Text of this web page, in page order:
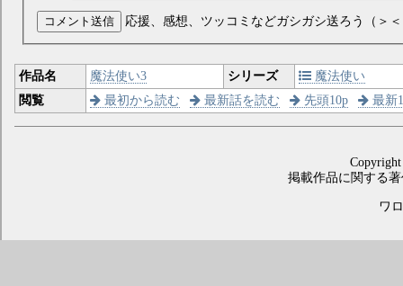
コメント送信 応援、感想、ツッコミなどガシガシ送ろう（＞
作品名 魔法使い3 シリーズ
魔法使い
閲覧
最初から読む 最新話を読む 先頭10p 最新
掲載作品に関する
ワ